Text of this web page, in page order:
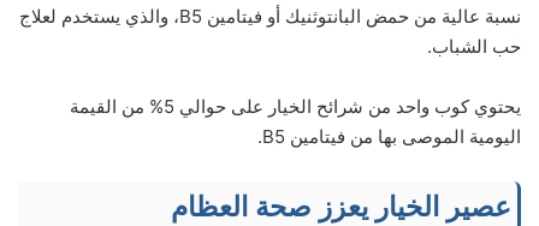
نسبة عالية من حمض البانتوثنيك أو فيتامين B5، والذي يستخدم لعلاج
حب الشباب.
يحتوي كوب واحد من شرائح الخيار على حوالي 5% من القيمة
اليومية الموصى بها من فيتامين B5.
عصير الخيار يعزز صحة العظام